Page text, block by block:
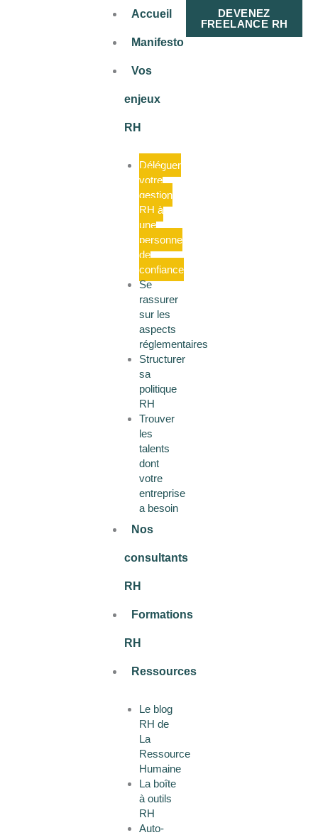
Accueil
Manifesto
Vos
enjeux
RH
Déléguer
votre
gestion
RH à
une
personne
de
confiance
Se
rassurer
sur les
aspects
réglementaires
Structurer
sa
politique
RH
Trouver
les
talents
dont
votre
entreprise
a besoin
Nos
consultants
RH
Formations
RH
Ressources
Le blog
RH de
La
Ressource
Humaine
La boîte
à outils
RH
Auto-
DEVENEZ
FREELANCE RH